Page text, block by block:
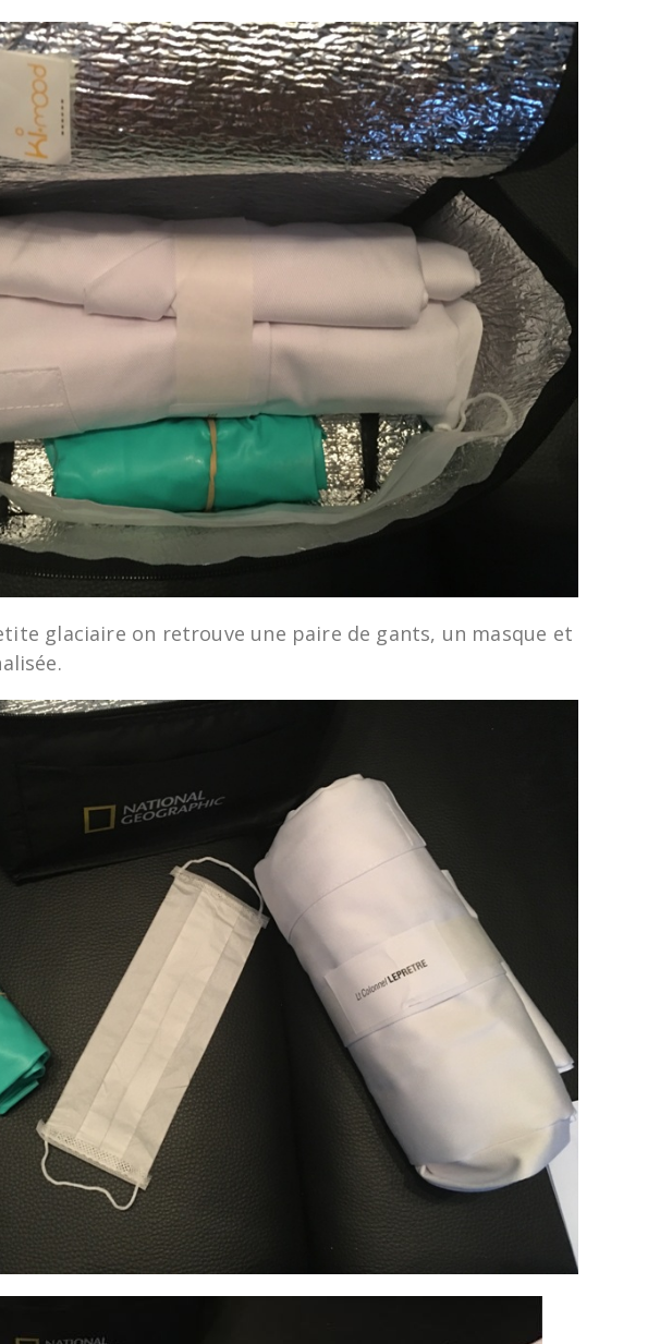
glaciaire on retrouve une paire de gants, un masque et